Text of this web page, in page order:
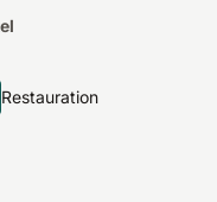
Restauration